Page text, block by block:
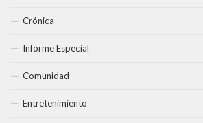
Crónica
Informe Especial
Comunidad
Entretenimiento